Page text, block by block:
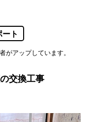
ト
がアップしています。
交換工事